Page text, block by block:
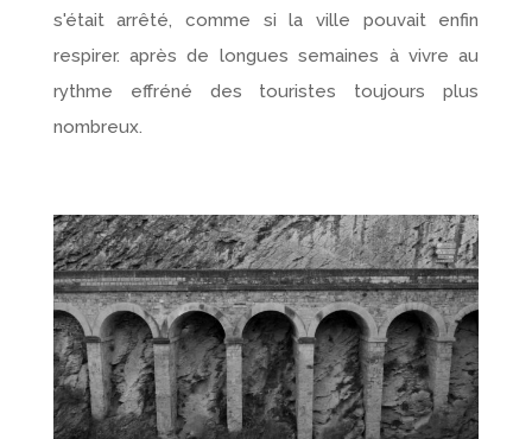
s'était arrêté, comme si la ville pouvait enfin
respirer. après de longues semaines à vivre au
rythme effréné des touristes toujours plus
nombreux.